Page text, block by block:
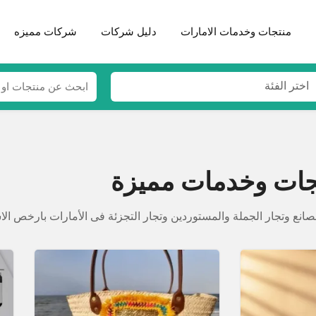
منتجات وخدمات الامارات دليل شركات شركات مميزه
اختر الفئة
وخدمات مميزة
وتجار الجملة والمستوردين وتجار التجزئة فى الأمارات بارخص